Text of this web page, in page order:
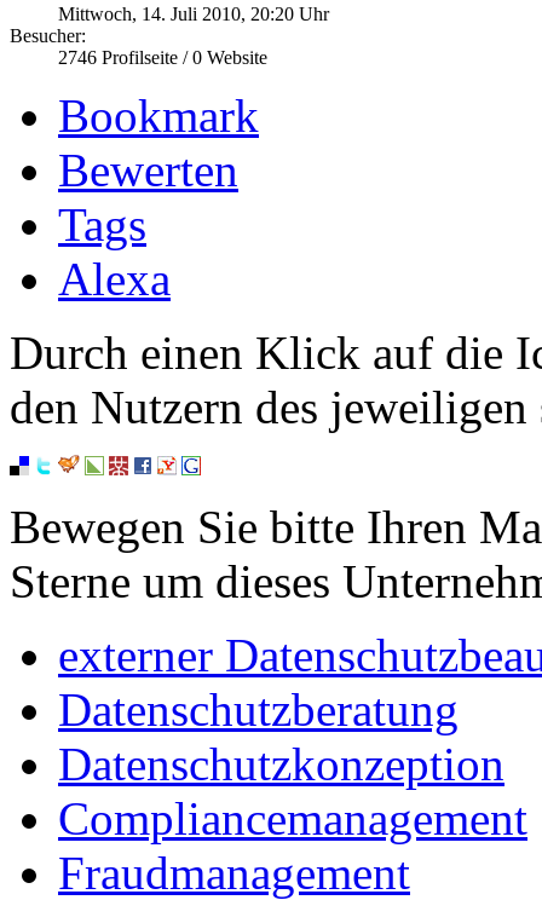
Mittwoch, 14. Juli 2010, 20:20 Uhr
Besucher:
2746 Profilseite /0 Website
Bookmark
Bewerten
Tags
Alexa
Durch einen Klick auf die
den Nutzern des
Bewegen Sie bitte Ihren
Sterne um dieses
externer
Datenschutzberatung
Datenschutzkonzeption
Compliancemanagement
Fraudmanagement